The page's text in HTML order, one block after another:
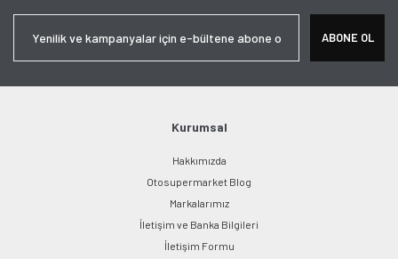
Ürün açıklamasında eksik bilgiler bulunuyor.
Bu ürüne benzer farklı alternatifler olmalı.
Gönder
ABONE OL
Kurumsal
Hakkımızda
Otosupermarket Blog
Markalarımız
İletişim ve Banka Bilgileri
İletişim Formu